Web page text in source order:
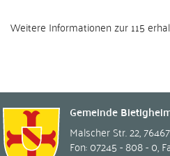
Weitere Informationen zur 115
Gemeinde
Malscher Str. 22,76467
Fon: 07245 - 808 - 0,